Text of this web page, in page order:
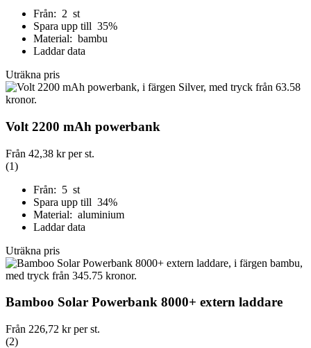
Från: 2 st
Spara upp till 35%
Material: bambu
Laddar data
Uträkna pris
Volt 2200 mAh powerbank
Från 42,38 krper st.
(1)
Från: 5 st
Spara upp till 34%
Material: aluminium
Laddar data
Uträkna pris
Bamboo Solar Powerbank 8000+ extern laddare
Från 226,72 krper st.
(2)